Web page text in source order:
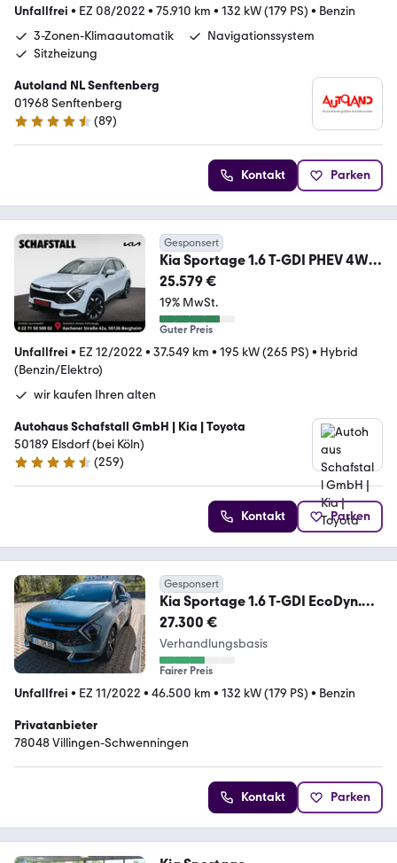
Unfallfrei • EZ 08/2022 • 75.910 km • 132 kW (179 PS) • Benzin
3-Zonen-Klimaautomatik
Navigationssystem
Sitzheizung
Autoland NL Senftenberg
01968 Senftenberg
4.7 Sterne
(89)
Kontakt Parken
Gesponsert
Kia Sportage 1.6 T-GDI PHEV 4WD
Automatik Navi ACC T
25.579 €
19% MwSt.
Guter Preis
Unfallfrei • EZ 12/2022 • 37.549 km • 195 kW (265 PS) • Hybrid
(Benzin/Elektro)
wir kaufen Ihren alten
Autohaus Schafstall GmbH | Kia | Toyota
50189 Elsdorf (bei Köln)
4.3 Sterne
(259)
Kontakt Parken
Gesponsert
Kia Sportage 1.6 T-GDI EcoDyn.
132kW Vision DCT ...
27.300 €
Verhandlungsbasis
Fairer Preis
Unfallfrei • EZ 11/2022 • 46.500 km • 132 kW (179 PS) • Benzin
Privatanbieter
78048 Villingen-Schwenningen
Kontakt Parken